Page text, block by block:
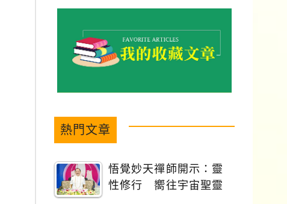
熱門文章
悟覺妙天禪師開示：靈
性修行 嚮往宇宙聖靈